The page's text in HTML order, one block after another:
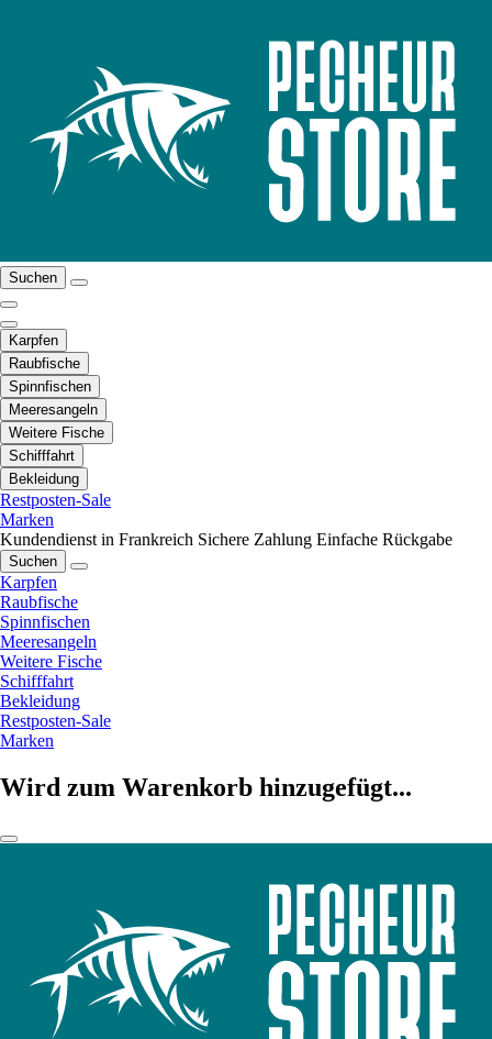
Suchen
Karpfen
Raubfische
Spinnfischen
Meeresangeln
Weitere Fische
Schifffahrt
Bekleidung
Restposten-Sale
Marken
Kundendienst in Frankreich Sichere Zahlung Einfache Rückgabe
Suchen
Karpfen
Raubfische
Spinnfischen
Meeresangeln
Weitere Fische
Schifffahrt
Bekleidung
Restposten-Sale
Marken
Wird zum Warenkorb hinzugefügt...